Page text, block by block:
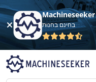
Machineseeker
בחינם בחנות